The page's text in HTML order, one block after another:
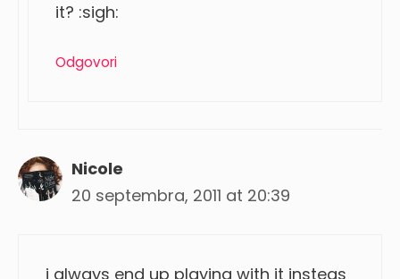
it? :sigh:
Odgovori
Nicole
20 septembra, 2011 at 20:39
i always end up playing with it insteas